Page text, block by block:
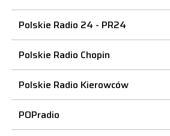
Polskie Radio 24 - PR24
Polskie Radio Chopin
Polskie Radio Kierowców
POPradio